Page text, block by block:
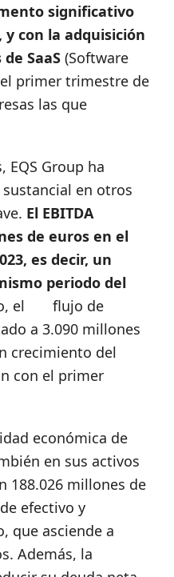
significativo
y con la adquisición
SaaS (Software
primer trimestre de
las que
EQS Group ha
en otros
El EBITDA
de euros en el
es decir, un
periodo del
el flujo de
a 3.090 millones
crecimiento del
con el primer
económica de
en sus activos
188.026 millones de
efectivo y
que asciende a
Además, la